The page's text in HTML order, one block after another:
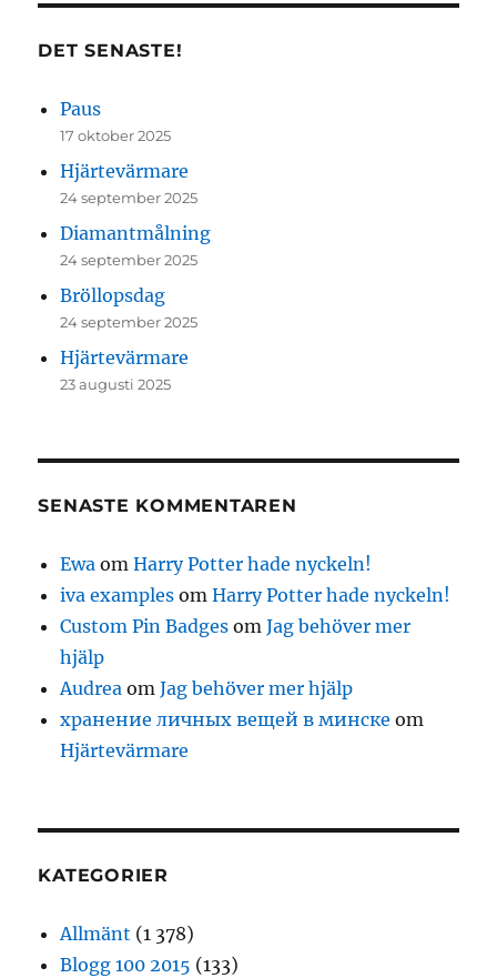
DET SENASTE!
Paus
17 oktober 2025
Hjärtevärmare
24 september 2025
Diamantmålning
24 september 2025
Bröllopsdag
24 september 2025
Hjärtevärmare
23 augusti 2025
SENASTE KOMMENTAREN
Ewa omHarry Potter hade nyckeln!
iva examples omHarry Potter hade nyckeln!
Custom Pin Badges omJag behöver mer
hjälp
Audrea omJag behöver mer hjälp
хранение личных вещей в минске om
Hjärtevärmare
KATEGORIER
Allmänt (1 378)
Blogg 100 2015 (133)